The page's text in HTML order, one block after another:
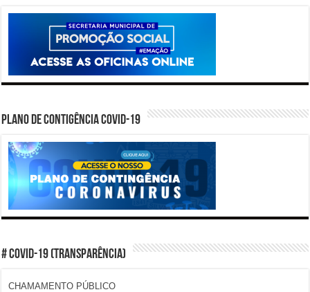
PLANO DE CONTIGÊNCIA COVID-19
# COVID-19 (TRANSPARÊNCIA)
CHAMAMENTO PÚBLICO